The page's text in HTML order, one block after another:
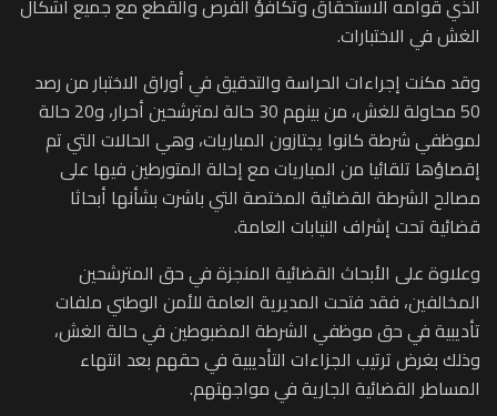
الغش في الاختبارات.
وقد مكنت إجراءات الحراسة والتدقيق في أوراق الاختبار من رصد
50 محاولة للغش، من بينهم 30 حالة لمترشحين أحرار، و20 حالة
لموظفي شرطة كانوا يجتازون المباريات، وهي الحالات التي تم
إقصاؤها تلقائيا من المباريات مع إحالة المتورطين فيها على
مصالح الشرطة القضائية المختصة التي باشرت بشأنها أبحاثا
قضائية تحت إشراف النيابات العامة.
وعلاوة على الأبحاث القضائية المنجزة في حق المترشحين
المخالفين، فقد فتحت المديرية العامة للأمن الوطني ملفات
تأديبية في حق موظفي الشرطة المضبوطين في حالة الغش،
وذلك بغرض ترتيب الجزاءات التأديبية في حقهم بعد انتهاء
المساطر القضائية الجارية في مواجهتهم.